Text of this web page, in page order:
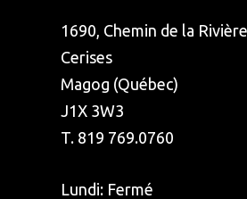
1690, Chemin de la
Cerises
Magog (Québec)
J1X 3W3
T. 819 769.0760
Lundi: Fermé